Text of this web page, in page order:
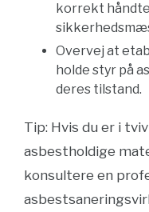
korrekt
Overvej at
holde styr på
deres tilstand.
Tip: Hvis du er i
asbestholdige
konsultere en